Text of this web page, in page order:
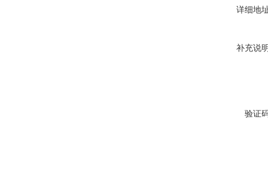
详细地
补充说
验证